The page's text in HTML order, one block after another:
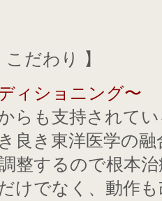
こだわり 】
ィショニング〜
らも支持されて
良き東洋医学の融
整するので根本治
けでなく、動作も